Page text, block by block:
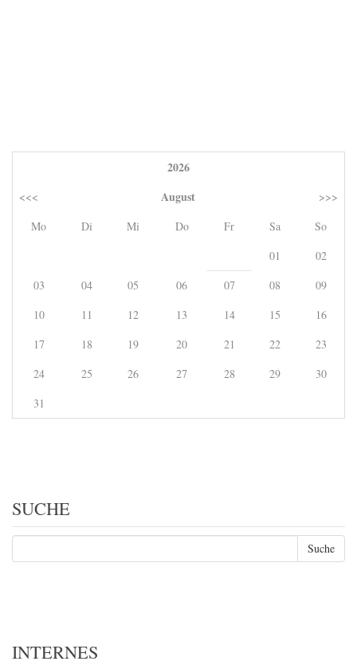
2026
<<< August
>>>
Mo
Di Mi Do Fr Sa
So
01
02
03
04 05 06 07 08
09
10
11 12 13 14 15
16
17
18 19 20 21 22
23
24
25 26 27 28 29
30
31
SUCHE
INTERNES